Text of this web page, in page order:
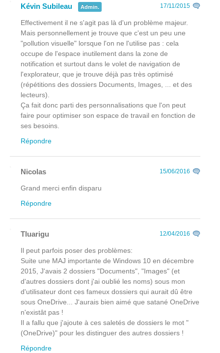
Kévin Subileau Admin. 17/11/2015
Effectivement il ne s'agit pas là d'un problème majeur.
Mais personnellement je trouve que c'est un peu une
"pollution visuelle" lorsque l'on ne l'utilise pas : cela
occupe de l'espace inutilement dans la zone de
notification et surtout dans le volet de navigation de
l'explorateur, que je trouve déjà pas très optimisé
(répétitions des dossiers Documents, Images, ... et des
lecteurs).
Ça fait donc parti des personnalisations que l'on peut
faire pour optimiser son espace de travail en fonction de
ses besoins.
Répondre
Nicolas 15/06/2016
Grand merci enfin disparu
Répondre
Tluarigu 12/04/2016
Il peut parfois poser des problèmes:
Suite une MAJ importante de Windows 10 en décembre
2015, J'avais 2 dossiers "Documents", "Images" (et
d'autres dossiers dont j'ai oublié les noms) sous mon
d'utilisateur dont ces fameux dossiers qui aurait dû être
sous OneDrive... J'aurais bien aimé que satané OneDrive
n'existât pas !
Il a fallu que j'ajoute à ces saletés de dossiers le mot "
(OneDrive)" pour les distinguer des autres dossiers !
Répondre